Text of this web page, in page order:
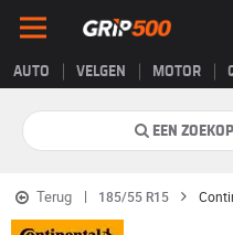
AUTO VELGEN MOTOR
EEN
Terug 185/55 R15